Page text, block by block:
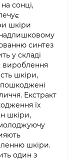
на сонці,
шкіри
надлишковому
синтез
у складі
вироблення
шкіри,
Екстракт
їх
шкіри,
шкіри.
один з